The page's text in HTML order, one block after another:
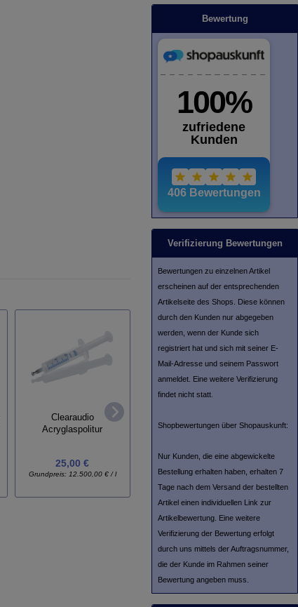
Clearaudio
Acryglaspolitur
25,00 €
Grundpreis: 12.500,00 € / l
Flux Kufen für Vinyl-
19,90 €
Bewertung
Verifizierung Bewertungen
Bewertungen zu einzelnen Artikel
erscheinen auf der entsprechenden
Artikelseite des Shops. Diese können
durch den Kunden nur abgegeben
werden, wenn der Kunde sich
registriert hat und sich mit seiner E-
Mail-Adresse und seinem Passwort
anmeldet. Eine weitere Verifizierung
findet nicht statt.
Shopbewertungen über Shopauskunft:
Nur Kunden, die eine abgewickelte
Bestellung erhalten haben, erhalten 7
Tage nach dem Versand der bestellten
Artikel einen individuellen Link zur
Artikelbewertung. Eine weitere
Verifizierung der Bewertung erfolgt
durch uns mittels der Auftragsnummer,
die der Kunde im Rahmen seiner
Bewertung angeben muss.